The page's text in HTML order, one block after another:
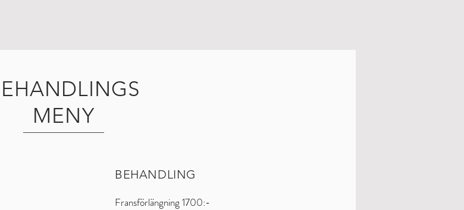
MENY
BEHANDLING
Fransförlängning 1700:-